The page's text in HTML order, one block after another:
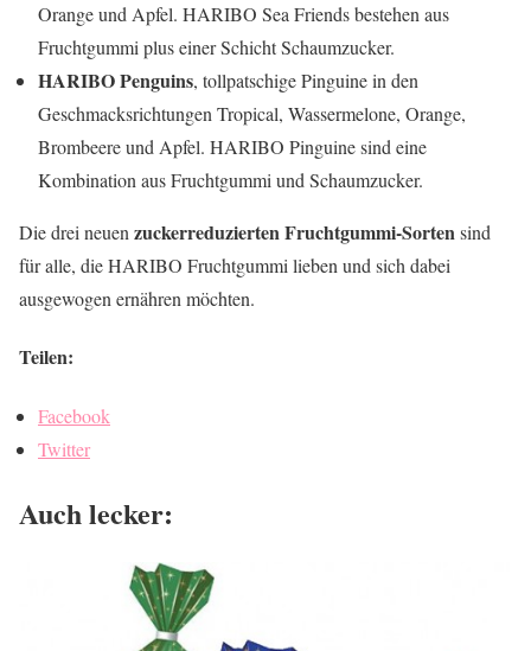
Orange und Apfel. HARIBO Sea Friends bestehen aus
Fruchtgummi plus einer Schicht Schaumzucker.
HARIBO Penguins, tollpatschige Pinguine in den
Geschmacksrichtungen Tropical, Wassermelone, Orange,
Brombeere und Apfel. HARIBO Pinguine sind eine
Kombination aus Fruchtgummi und Schaumzucker.
Die drei neuen zuckerreduzierten Fruchtgummi-Sortensind
für alle, die HARIBO Fruchtgummi lieben und sich dabei
ausgewogen ernähren möchten.
Teilen:
Facebook
Twitter
Auch lecker: